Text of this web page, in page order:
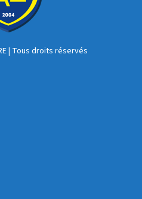
| Tous droits réservés